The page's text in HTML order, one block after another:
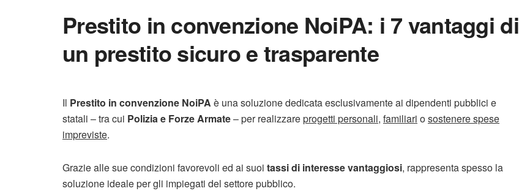
Prestito in convenzione NoiPA: i 7 vantaggi di
un prestito sicuro e trasparente
Il Prestito in convenzione NoiPA è una soluzione dedicata esclusivamente ai dipendenti pubblici e
statali – tra cui Polizia e Forze Armate– per realizzareprogetti personali, familiari osostenere spese
impreviste.
Grazie alle sue condizioni favorevoli ed ai suoi tassi di interesse vantaggiosi, rappresenta spesso la
soluzione ideale per gli impiegati del settore pubblico.